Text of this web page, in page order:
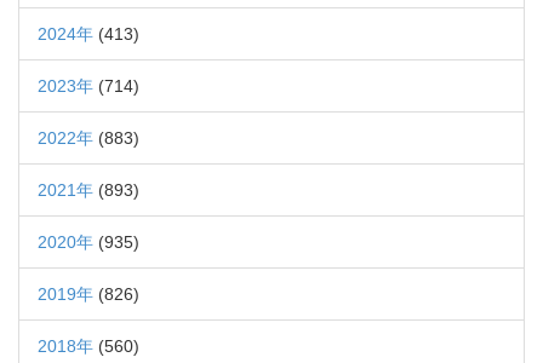
2024年 (413)
2023年 (714)
2022年 (883)
2021年 (893)
2020年 (935)
2019年 (826)
2018年 (560)